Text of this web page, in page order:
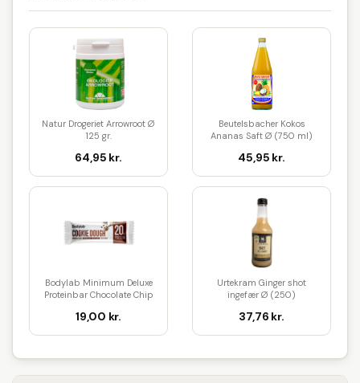
Natur Drogeriet Arrowroot Ø
125 gr.
64,95 kr.
Beutelsbacher Kokos
Ananas Saft Ø (750 ml)
45,95 kr.
Bodylab Minimum Deluxe
Proteinbar Chocolate Chip
19,00 kr.
Urtekram Ginger shot
ingefær Ø (250)
37,76 kr.